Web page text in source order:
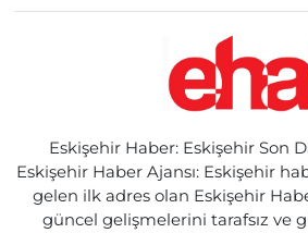
Eskişehir Haber: Eskişehir Son
Eskişehir Haber Ajansı: Eskişehir
gelen ilk adres olan Eskişehir
güncel gelişmelerini tarafsız ve